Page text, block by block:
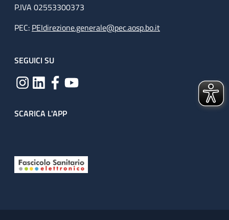
P.IVA 02553300373
PEC: PEIdirezione.generale@pec.aosp.bo.it
SEGUICI SU
SCARICA L'APP